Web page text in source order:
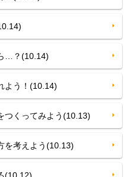
…？(10.14)
う！(10.14)
くってみよう(10.13)
考えよう(10.13)